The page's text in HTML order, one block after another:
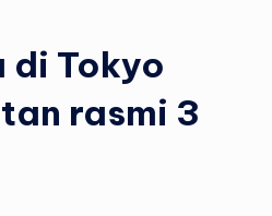
Tokyo
rasmi 3